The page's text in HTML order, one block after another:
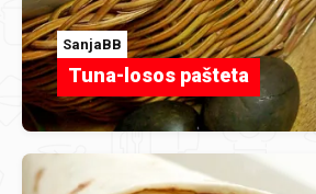
SanjaBB
Tuna-losos pašteta